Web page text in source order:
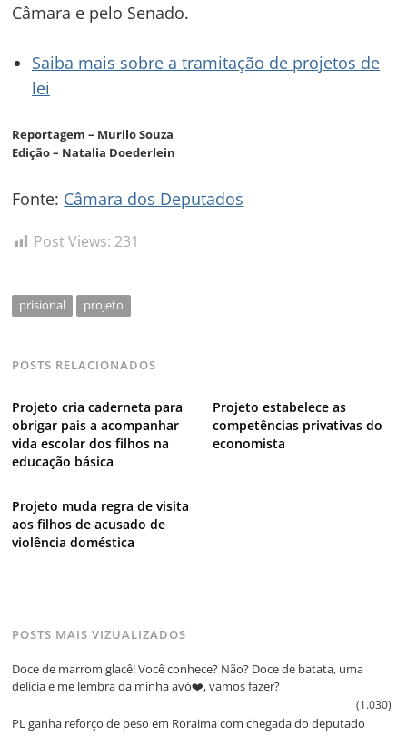
Câmara e pelo Senado.
Saiba mais sobre a tramitação de projetos de
lei
Reportagem – Murilo Souza
Edição – Natalia Doederlein
Fonte: Câmara dos Deputados
Post Views: 231
prisional projeto
POSTS RELACIONADOS
Projeto cria caderneta para
obrigar pais a acompanhar
vida escolar dos filhos na
educação básica
Projeto estabelece as
competências privativas do
economista
Projeto muda regra de visita
aos filhos de acusado de
violência doméstica
POSTS MAIS VIZUALIZADOS
Doce de marrom glacê! Você conhece? Não? Doce de batata, uma
delícia e me lembra da minha avó❤️, vamos fazer?
(1.030)
PL ganha reforço de peso em Roraima com chegada do deputado